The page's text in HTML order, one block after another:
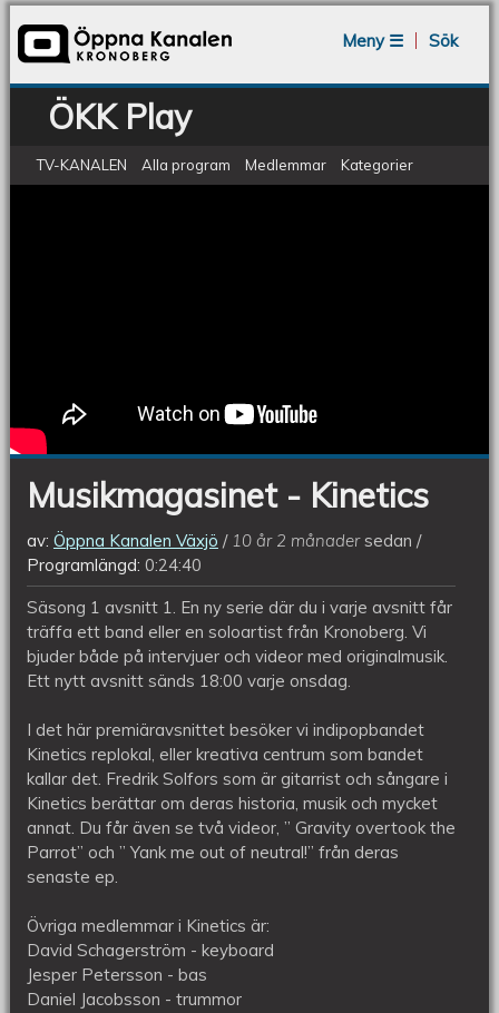
Meny ☰
Sök
ÖKK Play
TV-KANALEN Alla program Medlemmar Kategorier
Musikmagasinet - Kinetics
av: Öppna Kanalen Växjö 10 år 2 månadersedan
Programlängd: 0:24:40
Säsong 1 avsnitt 1. En ny serie där du i varje avsnitt får
träffa ett band eller en soloartist från Kronoberg. Vi
bjuder både på intervjuer och videor med originalmusik.
Ett nytt avsnitt sänds 18:00 varje onsdag.
I det här premiäravsnittet besöker vi indipopbandet
Kinetics replokal, eller kreativa centrum som bandet
kallar det. Fredrik Solfors som är gitarrist och sångare i
Kinetics berättar om deras historia, musik och mycket
annat. Du får även se två videor, ” Gravity overtook the
Parrot” och ” Yank me out of neutral!” från deras
senaste ep.
Övriga medlemmar i Kinetics är:
David Schagerström - keyboard
Jesper Petersson - bas
Daniel Jacobsson - trummor